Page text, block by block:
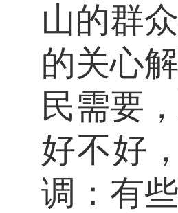
山的群
的关心
民需要
好不好
调：有